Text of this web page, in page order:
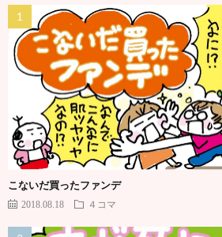
こないだ買ったファンデ
2018.08.18 ４コマ